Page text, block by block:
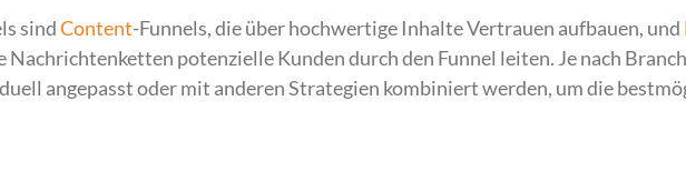
sindContent-Funnels, die über hochwertige Inhalte Vertrauen aufbauen, und
Nachrichtenketten potenzielle Kunden durch den Funnel leiten. Je nach
angepasst oder mit anderen Strategien kombiniert werden, um die